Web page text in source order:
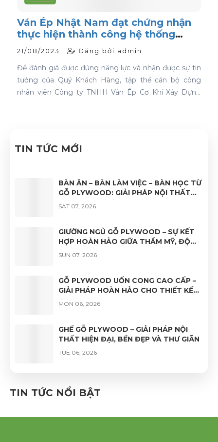
Ván Ép Nhật Nam đạt chứng nhận
thực hiện thành công hệ thống
quản lý chất lượng ISO 9001:2015
21/08/2023 | Đăng bởi admin
Để đánh giá được đúng năng lực và nhận được sự tin
tưởng của Quý Khách Hàng, tập thể cán bộ công
nhân viên Công ty TNHH Ván Ép Cơ Khí Xáy Dựng
TIN TỨC MỚI
BÀN ĂN – BÀN LÀM VIỆC – BÀN HỌC TỪ
GỖ PLYWOOD: GIẢI PHÁP NỘI THẤT
BỀN ĐẸP, HIỆN ĐẠI VÀ ĐA DẠNG ỨNG
DỤNG
SAT 07, 2026
GIƯỜNG NGỦ GỖ PLYWOOD – SỰ KẾT
HỢP HOÀN HẢO GIỮA THẨM MỸ, ĐỘ
BỀN VÀ TÍNH ỨNG DỤNG
SUN 07, 2026
GỖ PLYWOOD UỐN CONG CAO CẤP –
GIẢI PHÁP HOÀN HẢO CHO THIẾT KẾ
NỘI THẤT HIỆN ĐẠI
MON 06, 2026
GHẾ GỖ PLYWOOD – GIẢI PHÁP NỘI
THẤT HIỆN ĐẠI, BỀN ĐẸP VÀ THƯ GIÃN
TUE 06, 2026
CAO CẤP – VẺ ĐẸP TỰ NHIÊN, ĐỘ BỀN
VƯỢT TRỘI
TIN TỨC NỔI BẬT